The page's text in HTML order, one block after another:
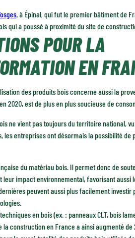
, à Épinal, qui fut le premier bâtiment de
qui a poussé à proximité du site de
POUR LA
EN
des produits bois concerne aussi la
2020, est de plus en plus soucieuse de
ne vient pas toujours du territoire national,
entreprises ont désormais la possibilité de
du matériau bois. Il permet donc de
impact environnemental, favorisant aussi
peuvent aussi plus facilement investir
en bois (ex. : panneaux CLT, bois
la construction en France a ainsi augmenté de